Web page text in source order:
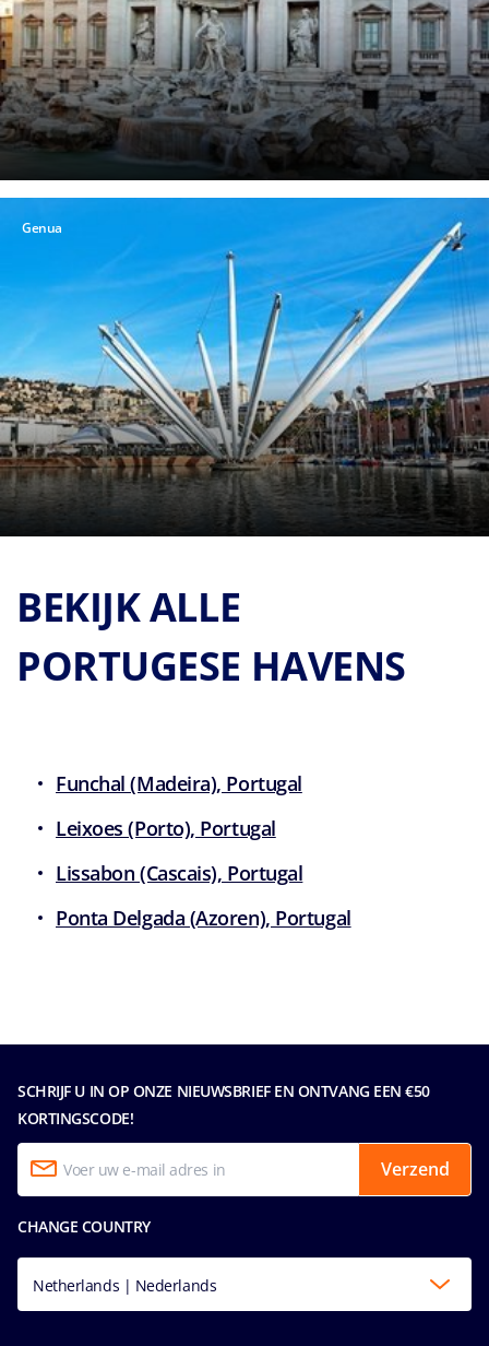
Genua
BEKIJK ALLE
PORTUGESE HAVENS
Funchal (Madeira), Portugal
Leixoes (Porto), Portugal
Lissabon (Cascais), Portugal
Ponta Delgada (Azoren), Portugal
SCHRIJF U IN OP ONZE NIEUWSBRIEF EN ONTVANG EEN €50
KORTINGSCODE!
Verzend
CHANGE COUNTRY
Netherlands | Nederlands